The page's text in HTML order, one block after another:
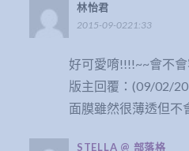
林怡君
2015-09-0221:33
好可愛唷!!!!~~會不
版主回覆：(09/02/
面膜雖然很薄透但不
STELLA @ 部落格